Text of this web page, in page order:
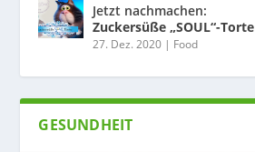
Jetzt nachmachen:
Zuckersüße „SOUL“-Torte
27. Dez. 2020 | Food
GESUNDHEIT